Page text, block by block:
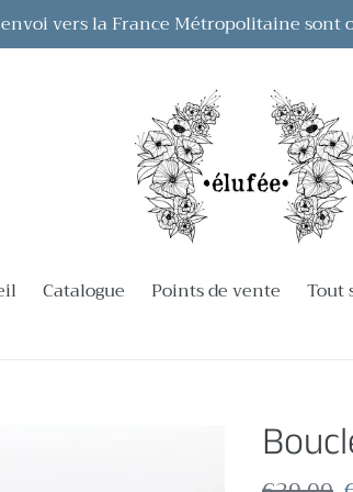
vers la France Métropolitaine sont
Catalogue Points de vente Tout